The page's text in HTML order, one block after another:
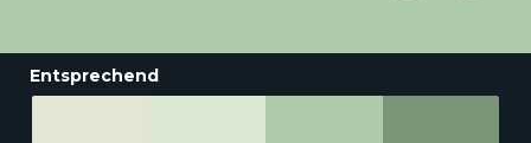
Entsprechend